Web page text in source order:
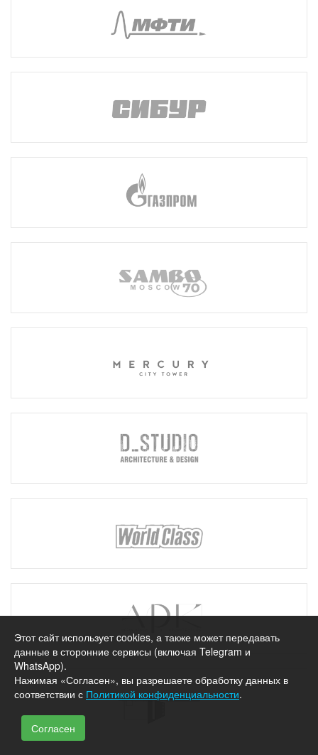
Этот сайт использует cookies, а также может передавать
данные в сторонние сервисы (включая Telegram и
WhatsApp).
Нажимая «Согласен», вы разрешаете обработку данных в
соответствии с Политикой конфиденциальности.
Согласен